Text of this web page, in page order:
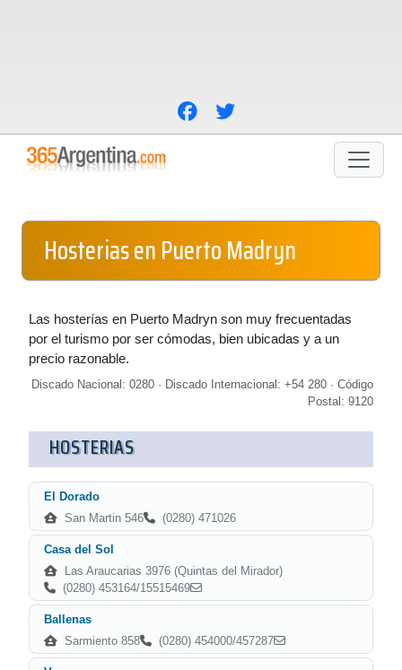
Hosterias en Puerto Madryn
Las hosterías en Puerto Madryn son muy frecuentadas
por el turismo por ser cómodas, bien ubicadas y a un
precio razonable.
Discado Nacional: 0280 · Discado Internacional: +54 280 · Código
Postal: 9120
HOSTERIAS
El Dorado
San Martin 546
(0280) 471026
Casa del Sol
Las Araucarias 3976 (Quintas del Mirador)
(0280) 453164/15515469
Ballenas
Sarmiento 858
(0280) 454000/457287